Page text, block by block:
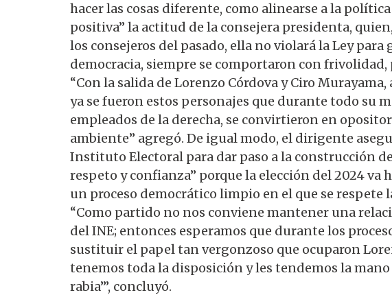
hacer las cosas diferente, como alinearse a la
positiva” la actitud de la consejera presidenta,
los consejeros del pasado, ella no violará la Ley
democracia, siempre se comportaron con frivolidad,
“Con la salida de Lorenzo Córdova y Ciro
ya se fueron estos personajes que durante todo su
empleados de la derecha, se convirtieron en
ambiente” agregó. De igual modo, el dirigente
Instituto Electoral para dar paso a la construcción
respeto y confianza” porque la elección del 2024 va
un proceso democrático limpio en el que se
“Como partido no nos conviene mantener una
del INE; entonces esperamos que durante los
sustituir el papel tan vergonzoso que ocuparon
tenemos toda la disposición y les tendemos la
rabia’”, concluyó.